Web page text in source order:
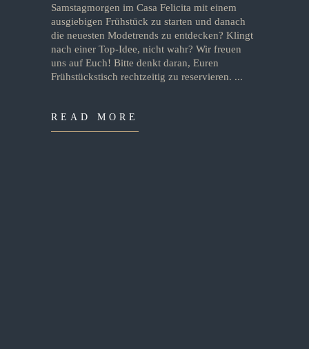
Samstagmorgen im Casa Felicita mit einem
ausgiebigen Frühstück zu starten und danach
die neuesten Modetrends zu entdecken? Klingt
nach einer Top-Idee, nicht wahr? Wir freuen
uns auf Euch! Bitte denkt daran, Euren
Frühstückstisch rechtzeitig zu reservieren.
READ MORE